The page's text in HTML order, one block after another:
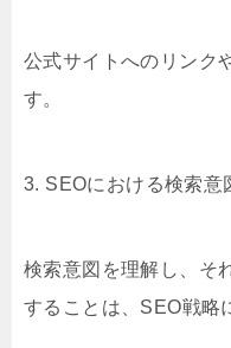
公式サイトへのリンク
す。
3. SEOにおける検索意
検索意図を理解し、そ
することは、SEO戦略